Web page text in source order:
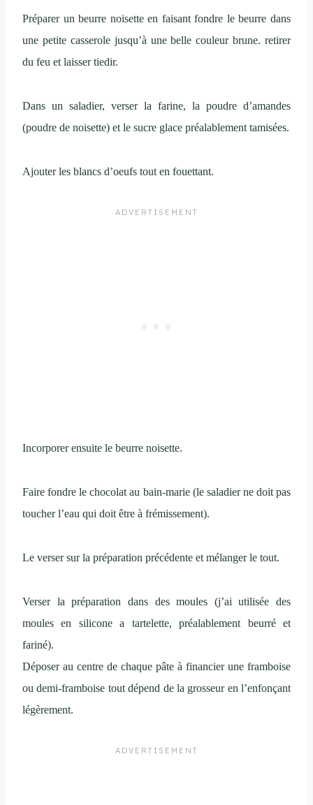
Préparer un beurre noisette en faisant fondre le beurre dans
une petite casserole jusqu’à une belle couleur brune. retirer
du feu et laisser tiedir.
Dans un saladier, verser la farine, la poudre d’amandes
(poudre de noisette) et le sucre glace préalablement tamisées.
Ajouter les blancs d’oeufs tout en fouettant.
Incorporer ensuite le beurre noisette.
Faire fondre le chocolat au bain-marie (le saladier ne doit pas
toucher l’eau qui doit être à frémissement).
Le verser sur la préparation précédente et mélanger le tout.
Verser la préparation dans des moules (j’ai utilisée des
moules en silicone a tartelette, préalablement beurré et
fariné).
Déposer au centre de chaque pâte à financier une framboise
ou demi-framboise tout dépend de la grosseur en l’enfonçant
légèrement.